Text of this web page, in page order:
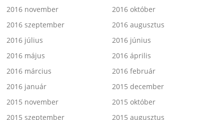
2016 november
2016 október
2016 szeptember
2016 augusztus
2016 július
2016 június
2016 május
2016 április
2016 március
2016 február
2016 január
2015 december
2015 november
2015 október
2015 szeptember
2015 augusztus